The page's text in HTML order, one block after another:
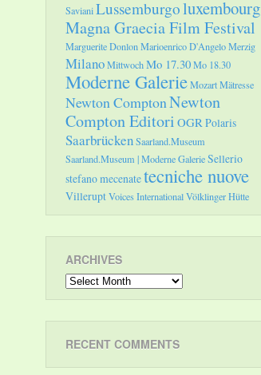
SavianiLussemburgoluxembourg
Magna Graecia Film Festival
Marguerite DonlonMarioenrico D'AngeloMerzig
MilanoMittwochMo 17.30Mo 18.30
Moderne GalerieMozartMätresse
Newton ComptonNewton
Compton Editori OGRPolaris
SaarbrückenSaarland.Museum
Saarland.Museum | Moderne GalerieSellerio
stefano mecenatetecniche nuove
VilleruptVoices InternationalVölklinger Hütte
ARCHIVES
Archives
RECENT COMMENTS